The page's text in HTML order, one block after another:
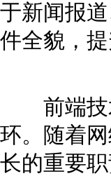
于新闻报
件全貌，
前端技术
环。随着
长的重要